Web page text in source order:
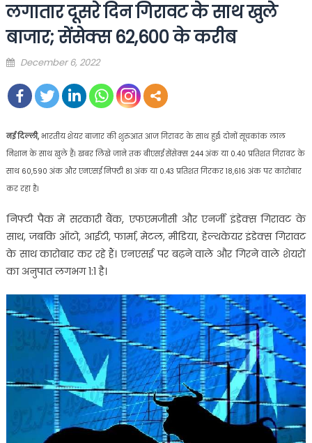
लगातार दूसरे दिन गिरावट के साथ खुले
बाजार; सेंसेक्स 62,600 के करीब
Posted
December 6, 2022
नई दिल्ली, भारतीय शेयर बाजार की शुरुआत आज गिरावट के साथ हुई। दोनों सूचकांक लाल
निशान के साथ खुले हैं। खबर लिखे जाने तक बीएसई सेंसेक्स 244 अंक या 0.40 प्रतिशत गिरावट के
साथ 60,590 अंक और एनएसई निफ्टी 81 अंक या 0.43 प्रतिशत गिरकर 18,616 अंक पर कारोबार
कर रहा है।
निफ्टी पैक में सरकारी बैंक, एफएमजीसी और एनर्जी इंडेक्स गिरावट के
साथ, जबकि ऑटो, आईटी, फार्मा, मेटल, मीडिया, हेल्थकेयर इंडेक्स गिरावट
के साथ कारोबार कर रहे हैं। एनएसई पर बढ़ने वाले और गिरने वाले शेयरों
का अनुपात लगभग 1:1 है।